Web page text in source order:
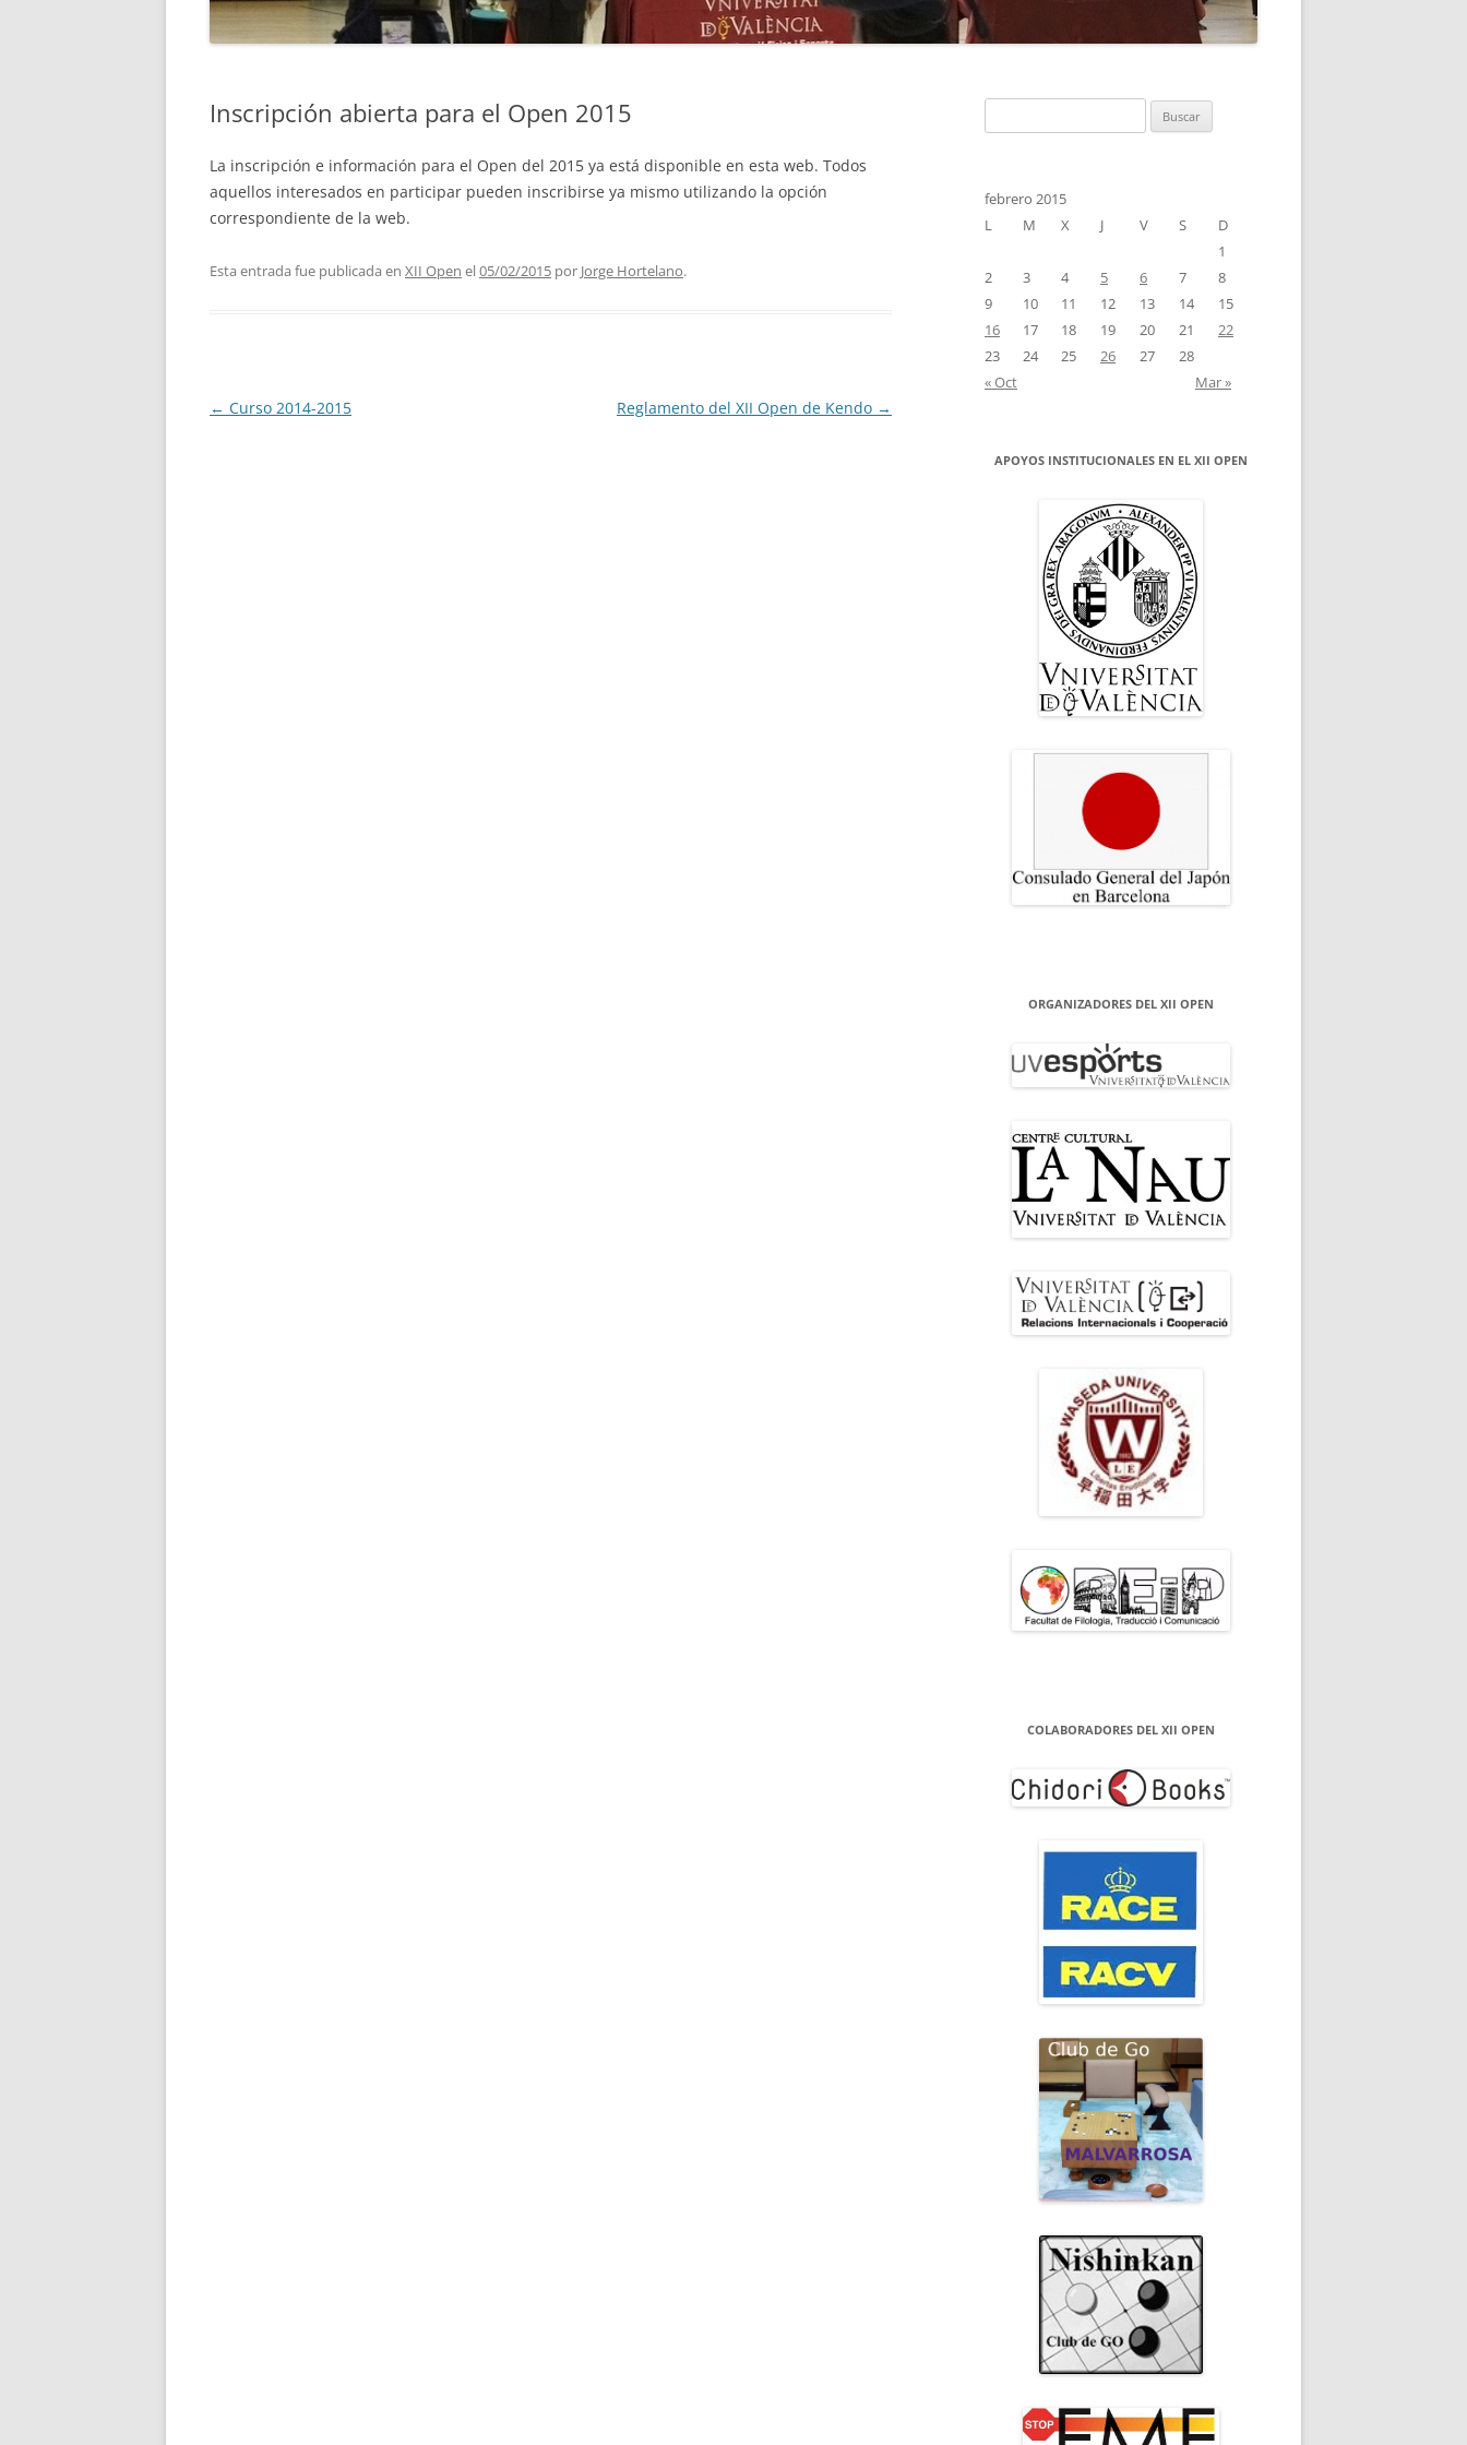
INSCRIPCIÓN EJEMPLO DE INSCRIPCIÓN
GALERÍA DE FOTOS
DATOS DE INTERÉS
11ª JORNADA DE APROXIMACIÓN
A JAPÓN
XI OPEN DE KENDO DATOS DE INTERÉSCÓMO CREAR UNA TSUBA
DEPORTISTA EJERCICIOS FÍSICOS DE VERANO
Inscripción abierta para el Open 2015
La inscripción e información para el Open del 2015 ya está disponible en esta web. Todos
aquellos interesados en participar pueden inscribirse ya mismo utilizando la opción
correspondiente de la web.
Esta entrada fue publicada en XII Open el05/02/2015 por Jorge Hortelano.
Navegación
← Curso 2014-2015 Reglamento del XII Open de Kendo →
febrero 2015
L
M X J V S
D
1
2
3 4 5 6 7
8
9
10 11 12 13 14
15
16
17 18 19 20 21
22
23
24 25 26 27
28
« Oct
Mar »
APOYOS INSTITUCIONALES EN EL XII OPEN
ORGANIZADORES DEL XII OPEN
COLABORADORES DEL XII OPEN